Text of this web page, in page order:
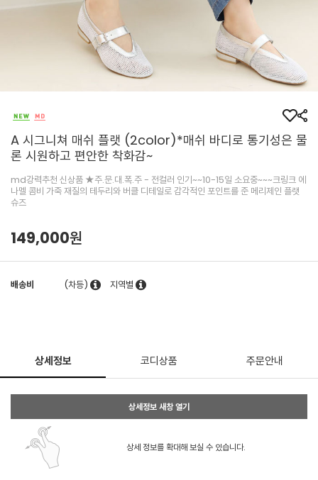
A 시그니쳐 매쉬 플랫 (2color)*매쉬 바디로 통기성은 물
론 시원하고 편안한 착화감~
md강력추천 신상품 ★주.문.대.폭.주 - 전컬러 인기~~10-15일 소요중~~~크링크 에
나멜 콤비 가죽 재질의 테두리와 버클 디테일로 감각적인 포인트를 준 메리제인 플랫
슈즈
149,000원
배송비 (차등) 지역별
상세정보 코디상품 주문안내
상세정보 새창 열기
상세 정보를 확대해 보실 수 있습니다.